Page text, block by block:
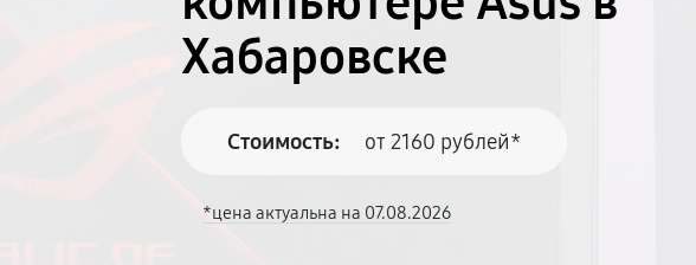
Хабаровске
Стоимость: от 2160 рублей*
*цена актуальна на 07.08.2026